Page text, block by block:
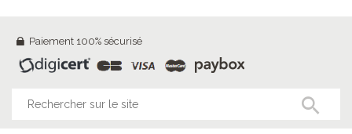
Paiement 100% sécurisé